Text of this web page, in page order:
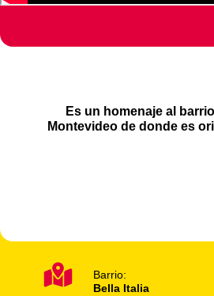
Es un homenaje al
Montevideo de donde es
Barrio:
Bella Italia